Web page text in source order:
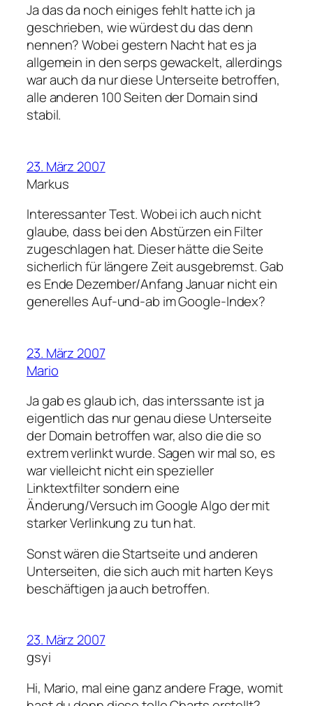
Ja das da noch einiges fehlt hatte ich ja
geschrieben, wie würdest du das denn
nennen? Wobei gestern Nacht hat es ja
allgemein in den serps gewackelt, allerdings
war auch da nur diese Unterseite betroffen,
alle anderen 100 Seiten der Domain sind
stabil.
23. März 2007
Markus
Interessanter Test. Wobei ich auch nicht
glaube, dass bei den Abstürzen ein Filter
zugeschlagen hat. Dieser hätte die Seite
sicherlich für längere Zeit ausgebremst. Gab
es Ende Dezember/Anfang Januar nicht ein
generelles Auf-und-ab im Google-Index?
23. März 2007
Mario
Ja gab es glaub ich, das interssante ist ja
eigentlich das nur genau diese Unterseite
der Domain betroffen war, also die die so
extrem verlinkt wurde. Sagen wir mal so, es
war vielleicht nicht ein spezieller
Linktextfilter sondern eine
Änderung/Versuch im Google Algo der mit
starker Verlinkung zu tun hat.
Sonst wären die Startseite und anderen
Unterseiten, die sich auch mit harten Keys
beschäftigen ja auch betroffen.
23. März 2007
gsyi
Hi, Mario, mal eine ganz andere Frage, womit